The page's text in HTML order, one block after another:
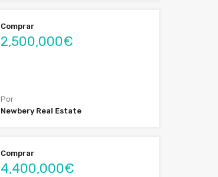
Comprar
2,500,000€
Por
Newbery Real Estate
Comprar
4,400,000€